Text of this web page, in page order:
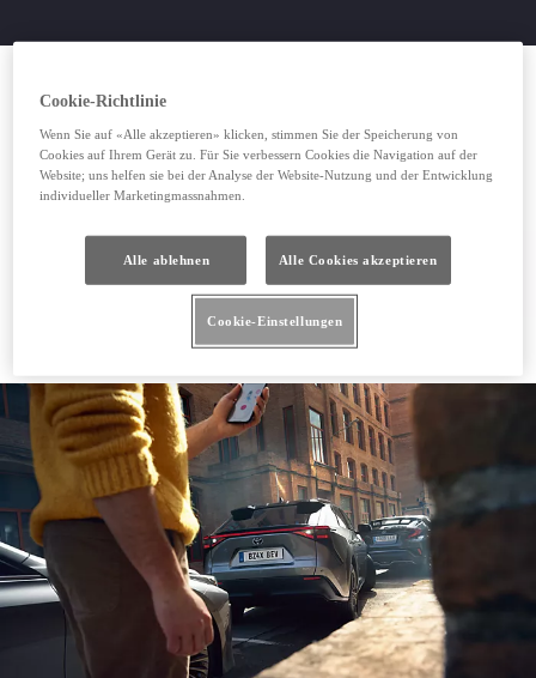
Toyota Pannendienst anrufen(Wird in neuem Fenster geöffnet)
Cookie-Richtlinie
Wenn Sie auf «Alle akzeptieren» klicken, stimmen Sie der Speicherung von
Cookies auf Ihrem Gerät zu. Für Sie verbessern Cookies die Navigation auf der
Website; uns helfen sie bei der Analyse der Website-Nutzung und der Entwicklung
individueller Marketingmassnahmen.
Alle ablehnen Alle Cookies akzeptieren
Cookie-Einstellungen